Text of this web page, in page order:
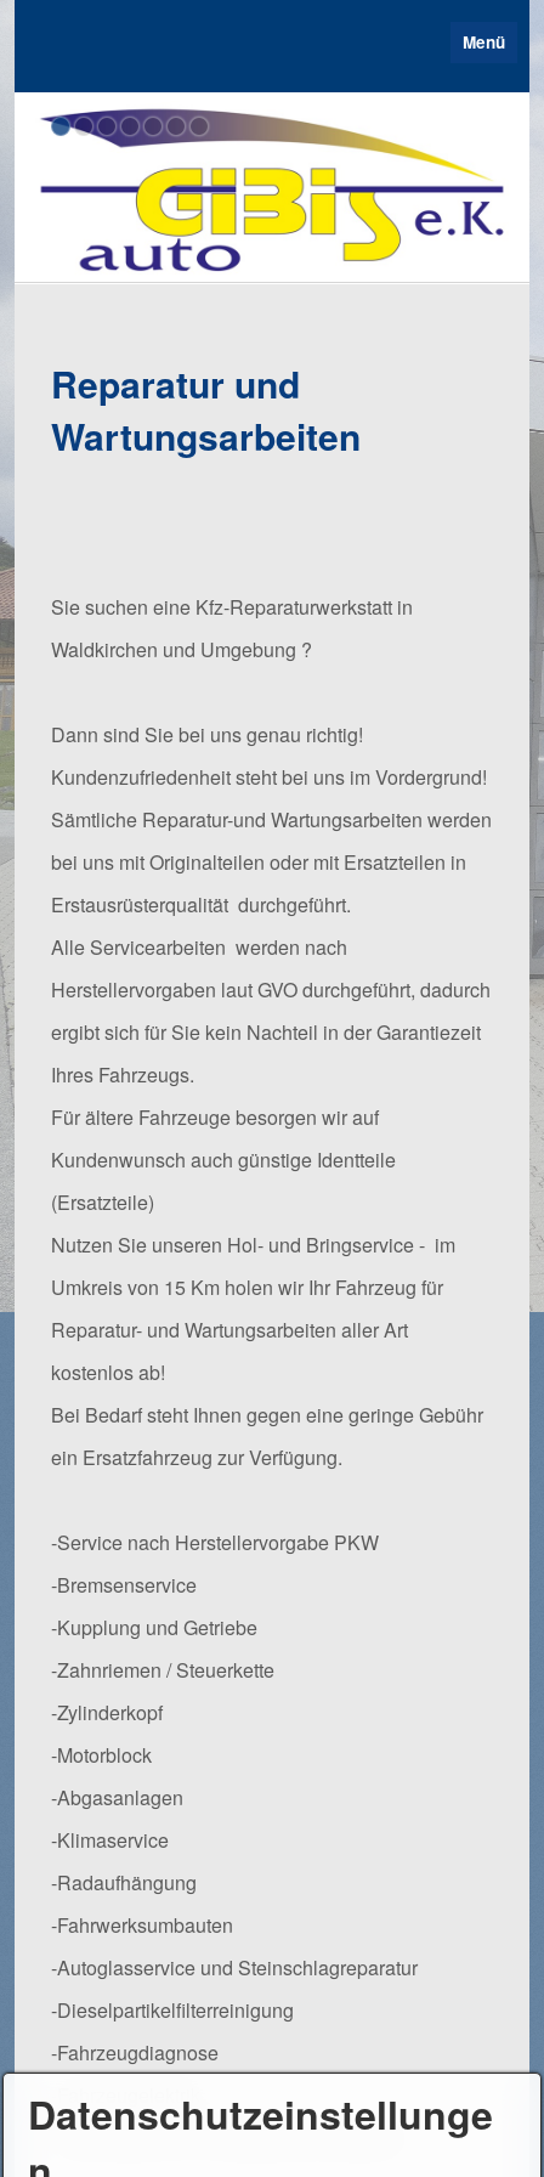
Menü
Reparatur und
Wartungsarbeiten
Sie suchen eine Kfz-Reparaturwerkstatt in
Waldkirchen und Umgebung ?
Dann sind Sie bei uns genau richtig!
Kundenzufriedenheit steht bei uns im Vordergrund!
Sämtliche Reparatur-und Wartungsarbeiten werden
bei uns mit Originalteilen oder mit Ersatzteilen in
Erstausrüsterqualität durchgeführt.
Alle Servicearbeiten werden nach
Herstellervorgaben laut GVO durchgeführt, dadurch
ergibt sich für Sie kein Nachteil in der Garantiezeit
Ihres Fahrzeugs.
Für ältere Fahrzeuge besorgen wir auf
Kundenwunsch auch günstige Identteile
(Ersatzteile)
Nutzen Sie unseren Hol- und Bringservice - im
Umkreis von 15 Km holen wir Ihr Fahrzeug für
Reparatur- und Wartungsarbeiten aller Art
kostenlos ab!
Bei Bedarf steht Ihnen gegen eine geringe Gebühr
ein Ersatzfahrzeug zur Verfügung.
-Service nach Herstellervorgabe PKW
-Bremsenservice
-Kupplung und Getriebe
-Zahnriemen / Steuerkette
-Zylinderkopf
-Motorblock
-Abgasanlagen
-Klimaservice
-Radaufhängung
-Fahrwerksumbauten
-Autoglasservice und Steinschlagreparatur
-Dieselpartikelfilterreinigung
-Fahrzeugdiagnose
-Fahrzeugelektrik
-Motorradservice für BMW Boxer-Modelle
Datenschutzeinstellunge